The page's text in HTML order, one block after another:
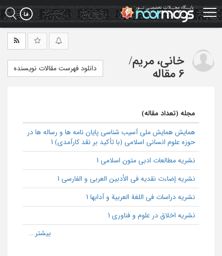
Skip
to
main
خانی، مریم/
6 مقاله
دانلود فهرست مقالات نویسنده
مجله (تعداد مقاله)
همایش همایش ملی آسیب شناسی پایان نامه ها و رساله ها در
حوزه علوم انسانی اسلامی (با تأکید بر نقد کارآمدی) 1
نشریه مطالعات ادبی متون اسلامی 1
نشریه إضاءت نقدیه فی الأدبین العربی و الفارسی 1
نشریه دراسات فی اللغة العربیة و آدابها 1
نشریه اخلاق در علوم و فناوری 1